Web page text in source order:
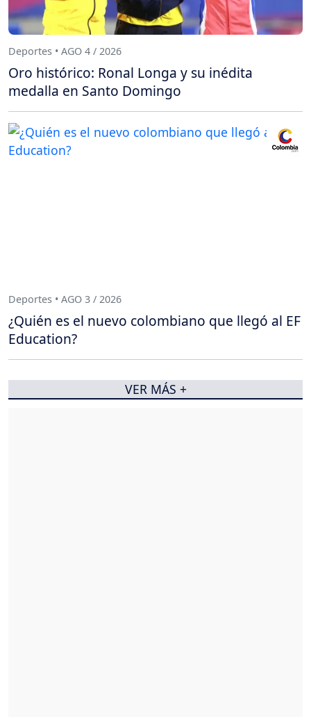
Deportes • AGO 4 / 2026
Oro histórico: Ronal Longa y su inédita
medalla en Santo Domingo
Deportes • AGO 3 / 2026
¿Quién es el nuevo colombiano que llegó al EF
Education?
VER MÁS +